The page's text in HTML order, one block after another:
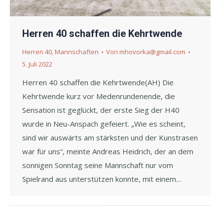
Herren 40 schaffen die Kehrtwende
Herren 40,Mannschaften Von mhovorka@gmail.com
5. Juli 2022
Herren 40 schaffen die Kehrtwende(AH) Die
Kehrtwende kurz vor Medenrundenende, die
Sensation ist geglückt, der erste Sieg der H40
wurde in Neu-Anspach gefeiert. „Wie es scheint,
sind wir auswärts am stärksten und der Kunstrasen
war für uns“, meinte Andreas Heidrich, der an dem
sonnigen Sonntag seine Mannschaft nur vom
Spielrand aus unterstützen konnte, mit einem…